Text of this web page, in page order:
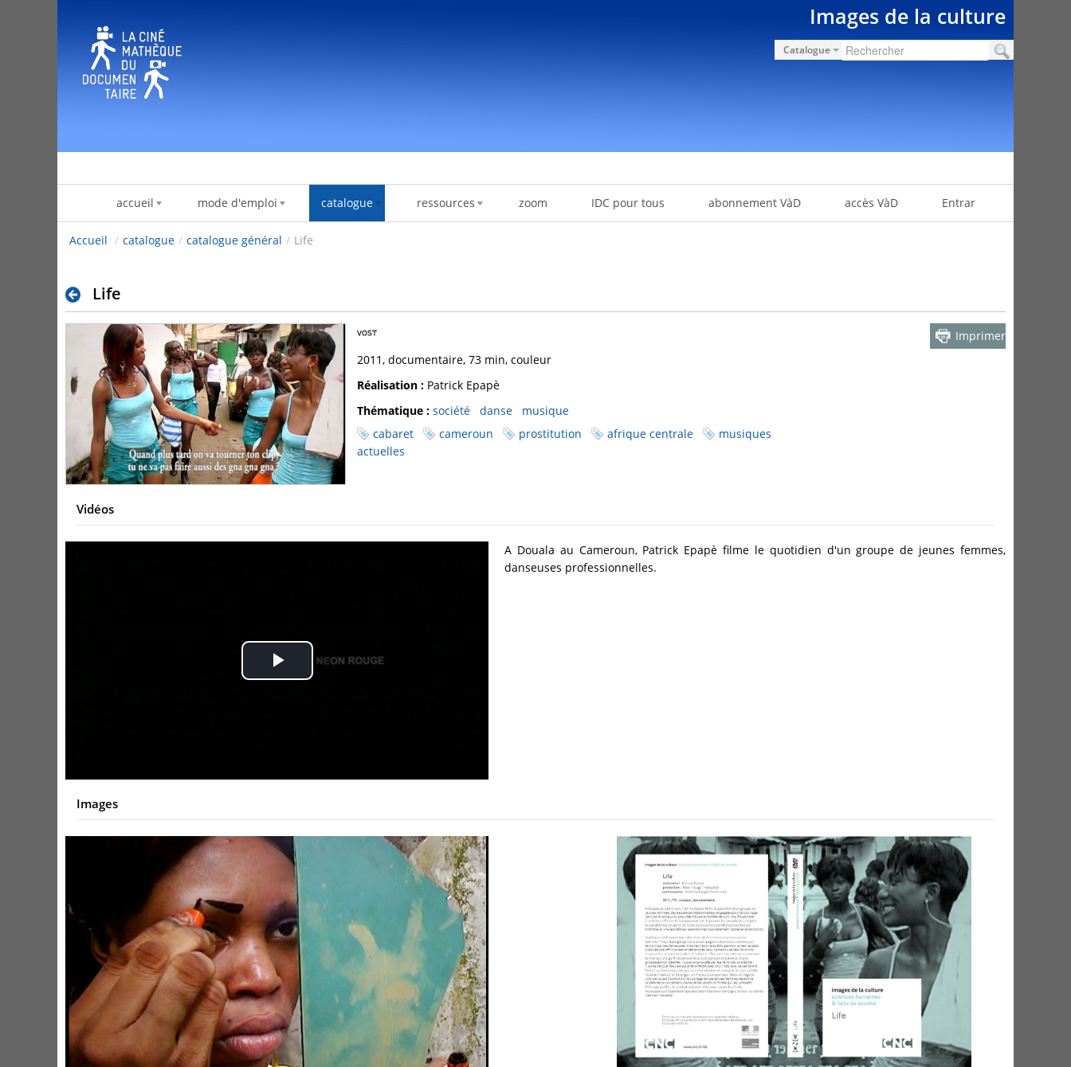
Images de la culture
Catalogue
accueil mode d'emploi catalogue ressources zoom IDC pour tous abonnement VàD accès VàD Entrar
Accueil / catalogue / catalogue général / Life
Life
Imprimer
2011, documentaire, 73 min, couleur
Réalisation : Patrick Epapè
Thématique : société danse
musique
cabaret
cameroun prostitution afrique centrale
musiques
actuelles
Vidéos
Play
A Douala au Cameroun, Patrick Epapè filme le quotidien d'un groupe de jeunes femmes,
danseuses professionnelles.
Images